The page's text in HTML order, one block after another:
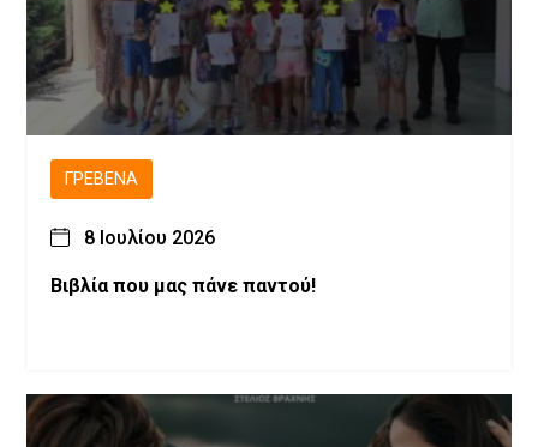
ΓΡΕΒΕΝΆ
8 Ιουλίου 2026
Βιβλία που μας πάνε παντού!